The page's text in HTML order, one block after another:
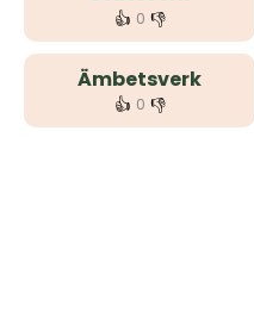
👍 0 👎
Ämbetsverk
👍 0 👎